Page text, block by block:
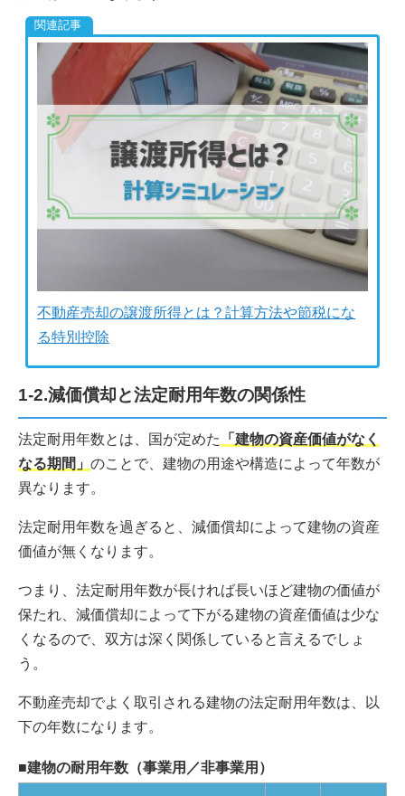
不動産売却の譲渡所得とは？計算方法や節税にな
る特別控除
1-2.減価償却と法定耐用年数の関係性
法定耐用年数とは、国が定めた
「建物の資産価値がなく
なる期間」 のことで、建物の用途や構造によって年数が
異なります。
法定耐用年数を過ぎると、減価償却によって建物の資産
価値が無くなります。
つまり、法定耐用年数が長ければ長いほど建物の価値が
保たれ、減価償却によって下がる建物の資産価値は少な
くなるので、双方は深く関係していると言えるでしょ
う。
不動産売却でよく取引される建物の法定耐用年数は、以
下の年数になります。
■建物の耐用年数（事業用／非事業用）